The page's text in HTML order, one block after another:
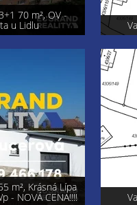
800 m²
740 m²